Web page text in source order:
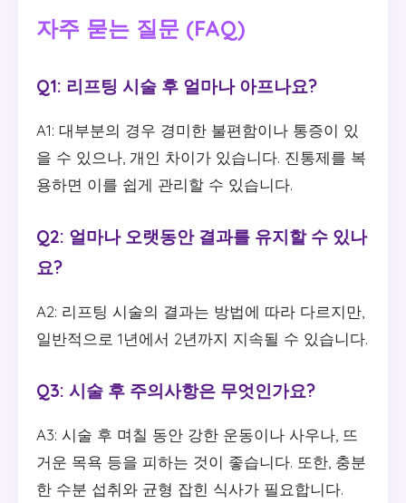
자주 묻는 질문 (FAQ)
Q1: 리프팅 시술 후 얼마나 아프나요?
A1: 대부분의 경우 경미한 불편함이나 통증이 있
을 수 있으나, 개인 차이가 있습니다. 진통제를 복
용하면 이를 쉽게 관리할 수 있습니다.
Q2: 얼마나 오랫동안 결과를 유지할 수 있나
요?
A2: 리프팅 시술의 결과는 방법에 따라 다르지만,
일반적으로 1년에서 2년까지 지속될 수 있습니다.
Q3: 시술 후 주의사항은 무엇인가요?
A3: 시술 후 며칠 동안 강한 운동이나 사우나, 뜨
거운 목욕 등을 피하는 것이 좋습니다. 또한, 충분
한 수분 섭취와 균형 잡힌 식사가 필요합니다.